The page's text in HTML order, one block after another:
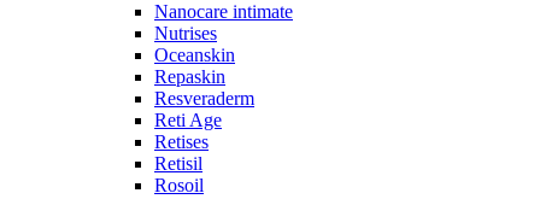
Nanocare intimate
Nutrises
Oceanskin
Repaskin
Resveraderm
Reti Age
Retises
Retisil
Rosoil